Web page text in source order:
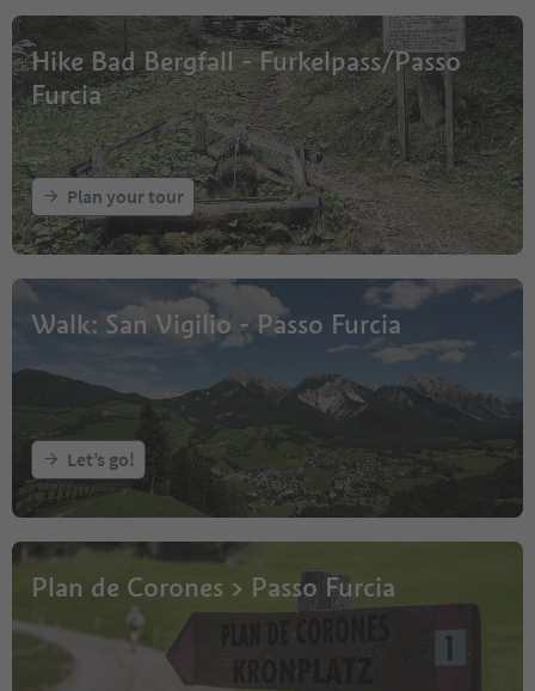
Hike Bad Bergfall - Furkelpass/Passo
Furcia
Plan your tour
Walk: San Vigilio - Passo Furcia
Let’s go!
Plan de Corones > Passo Furcia